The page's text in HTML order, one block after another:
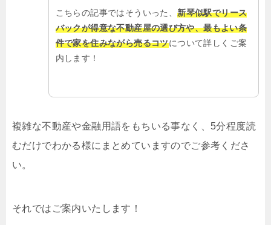
こちらの記事ではそういった、新琴似駅でリース
バックが得意な不動産屋の選び方や、最もよい条
件で家を住みながら売るコツについて詳しくご案
内します！
複雑な不動産や金融用語をもちいる事なく、5分程度読
むだけでわかる様にまとめていますのでご参考くださ
い。
それではご案内いたします！